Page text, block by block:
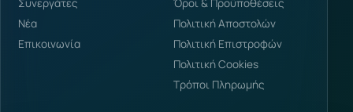
Συνεργάτες
Νέα
Επικοινωνία
Όροι & Προϋποθέσεις
Πολιτική Αποστολών
Πολιτική Επιστροφών
Πολιτική Cookies
Τρόποι Πληρωμής